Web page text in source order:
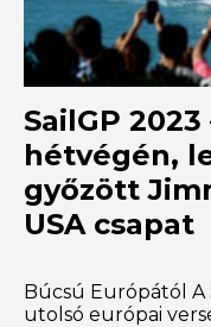
SailGP
hétvégén,
győzött
USA csapat
Búcsú Európától A
utolsó európai